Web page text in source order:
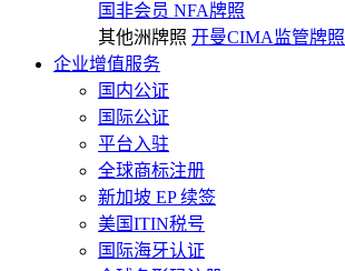
国非会员 NFA牌照
其他洲牌照 开曼CIMA监管牌照
企业增值服务
国内公证
国际公证
平台入驻
全球商标注册
新加坡 EP 续签
美国ITIN税号
国际海牙认证